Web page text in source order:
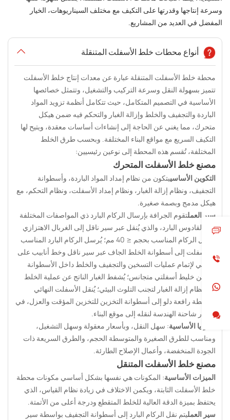
وسرعة إنتاجها وقدرتها على التكيف مع مختلف السيناريوهات، الخيار
المفضل في العديد من المشاريع.
أنواع محطات خلط الأسفلت المتنقلة
محطة خلط الأسفلت المتنقلة عبارة عن معدات إنتاج خلط الأسفلت
تتميز بسهولة النقل وسرعة التركيب والتشغيل، وتتمثل خصائصها
الأساسية في التصميم المتكامل، حيث تتكامل أنظمة تزويد المواد
الباردة والتجفيف والخلط وإزالة الغبار والتحكم فيه ضمن هيكل
متحرك، مما يغني عن الحاجة إلى إنشاءات أساسات معقدة، ويتيح لها
التكيف السريع مع مواقع البناء المختلفة. وبحسب طرق الخلط
المختلفة، تُقسم هذه المحطة إلى نوعين رئيسيين:
مصنع خلط الأسفلت المتحرك
التكوين الأساسييتكون من نظام إمداد المواد الباردة، وأسطوانة
التجفيف، ونظام إزالة الغبار، ونظام إمداد الأسفلت، ونظام التحكم، مع
هيكل مدمج وبصمة صغيرة.
سير العملتقوم الجرافة بإرسال الركام البارد ذي المواصفات المختلفة
إلى القادوس البارد، والذي يُنقل عبر سير ناقل إلى الغربال الاهتزازي
لفصل الركام المناسب بحجم ≤ 40 مم؛ يُرسل الركام البارد المناسب
والأسفلت إلى أسطوانة الخلط الجاف عبر سير ناقل وخط أنابيب على
التوالي لإتمام عمليات التسخين والتجفيف والخلط داخل الأسطوانة
لتكوين خليط أسفلتي متجانس؛ يُشفط الغبار الناتج عن عملية الخلط
إلى نظام إزالة الغبار لتجنب التلوث البيئي؛ يُنقل الأسفلت النهائي
بواسطة رافعة دلو إلى أسطوانة التخزين للتخزين المؤقت والعزل، في
انتظار شاحنة الهندسة لنقله إلى موقع البناء.
المزايا الأساسية: سهل النقل، وبأسعار معقولة وسهل التشغيل،
ومناسب للطرق الصغيرة والمتوسطة الحجم، والطرق السريعة ذات
الجودة المنخفضة، وأعمال الإصلاح الطارئة.
مصنع خلط الأسفلت المتنقل
الميزات الأساسية: المكونات هي نفسها بشكل أساسي مكونات محطة
خلط الأسفلت الثابتة، ويكمن الاختلاف في زيادة نظام القياس، الذي
يحتفظ بميزة الدقة العالية للخلط المتقطع ودرجة أعلى من الأتمتة.
سير العمليتم نقل الركام البارد إلى أسطوانة التجفيف بواسطة سير